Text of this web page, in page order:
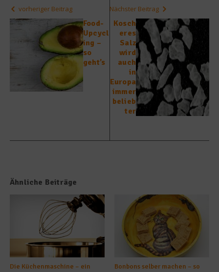
vorheriger Beitrag
Food-
Upcycl
ing –
so
geht’s
Nächster Beitrag
Kosch
eres
Salz
wird
auch
in
Europa
immer
belieb
ter
Ähnliche Beiträge
Die Küchenmaschine – ein
Bonbons selber machen – so